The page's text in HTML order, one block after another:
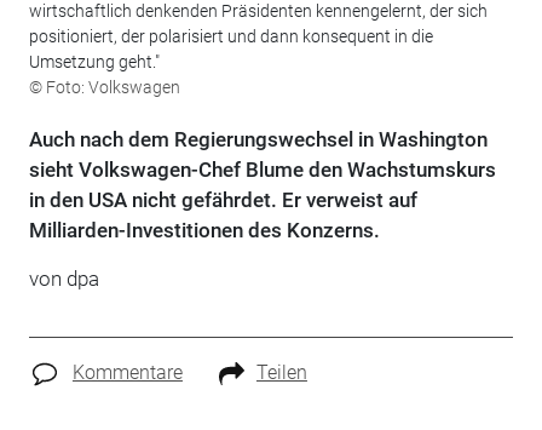
wirtschaftlich denkenden Präsidenten kennengelernt, der sich
positioniert, der polarisiert und dann konsequent in die
Umsetzung geht."
© Foto: Volkswagen
Auch nach dem Regierungswechsel in Washington
sieht Volkswagen-Chef Blume den Wachstumskurs
in den USA nicht gefährdet. Er verweist auf
Milliarden-Investitionen des Konzerns.
von dpa
Kommentare Teilen